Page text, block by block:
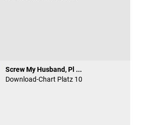
Screw My Husband, Pl ...
Download-Chart Platz 10